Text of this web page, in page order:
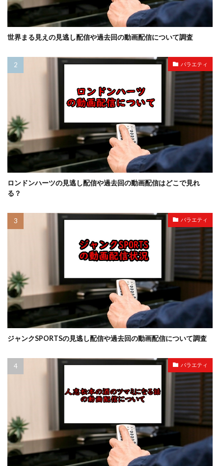
世界まる見えの見逃し配信や過去回の動画配信について調査
バラエティ
ロンドンハーツの見逃し配信や過去回の動画配信はどこで見れ
る？
バラエティ
ジャンクSPORTSの見逃し配信や過去回の動画配信について調査
バラエティ